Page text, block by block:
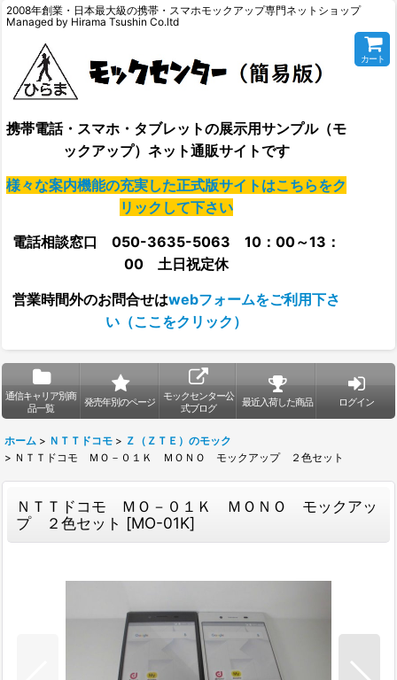
2008年創業・日本最大級の携帯・スマホモックアップ専門ネットショップ
Managed by Hirama Tsushin Co.ltd
携帯電話・スマホ・タブレットの展示用サンプル（モ
ックアップ）ネット通販サイトです
様々な案内機能の充実した正式版サイトはこちらをク
リックして下さい
電話相談窓口 050-3635-5063 10：00～13：
00 土日祝定休
営業時間外のお問合せはwebフォームをご利用下さ
い（ここをクリック）
カート
通信キャリア別商
品一覧
発売年別のページ
モックセンター公
式ブログ
最近入荷した商品 ログイン
ホーム > ＮＴＴドコモ > Ｚ（ＺＴＥ）のモック
> ＮＴＴドコモ ＭＯ－０１Ｋ ＭＯＮＯ モックアップ ２色セット
ＮＴＴドコモ ＭＯ－０１Ｋ ＭＯＮＯ モックアッ
プ ２色セット [MO-01K]